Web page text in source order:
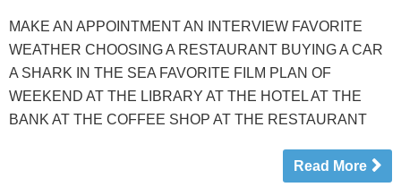
MAKE AN APPOINTMENT AN INTERVIEW FAVORITE
WEATHER CHOOSING A RESTAURANT BUYING A CAR
A SHARK IN THE SEA FAVORITE FILM PLAN OF
WEEKEND AT THE LIBRARY AT THE HOTEL AT THE
BANK AT THE COFFEE SHOP AT THE RESTAURANT
Read More